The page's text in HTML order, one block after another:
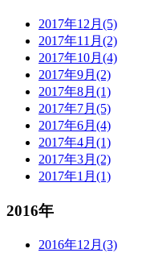
2017年12月(5)
2017年11月(2)
2017年10月(4)
2017年9月(2)
2017年8月(1)
2017年7月(5)
2017年6月(4)
2017年4月(1)
2017年3月(2)
2017年1月(1)
2016年
2016年12月(3)